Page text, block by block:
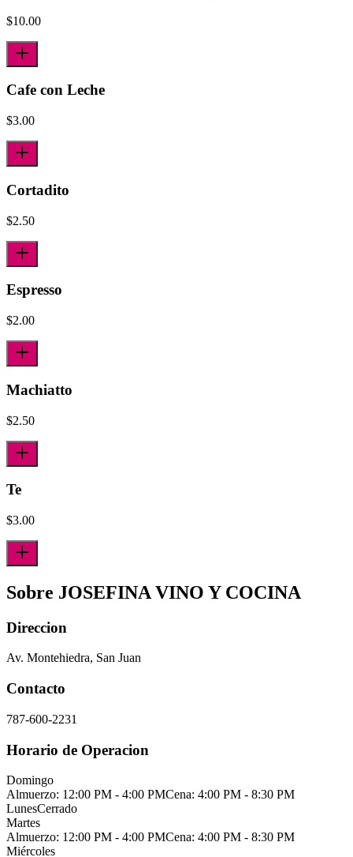
$10.00
Cafe con Leche
$3.00
Cortadito
$2.50
Espresso
$2.00
Machiatto
$2.50
Te
$3.00
Sobre JOSEFINA VINO Y COCINA
Direccion
Av. Montehiedra, San Juan
Contacto
787-600-2231
Horario de Operacion
Domingo
Almuerzo: 12:00 PM - 4:00 PMCena: 4:00 PM - 8:30 PM
LunesCerrado
Martes
Almuerzo: 12:00 PM - 4:00 PMCena: 4:00 PM - 8:30 PM
Miércoles